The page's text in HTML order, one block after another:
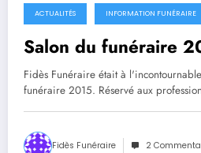
1 décembre 2015
ACTUALITÉS INFORMATION FUNÉRAIRE
Salon du funéraire
Fidès Funéraire était à
funéraire 2015. Réservé aux
Fidès Funéraire 2